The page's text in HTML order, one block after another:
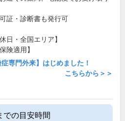
証・診断書も発行可
日・全国エリア】
険適用】
症専門外来】はじめました！
こちらから＞＞
での目安時間